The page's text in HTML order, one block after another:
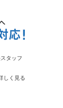
タッフ
しく見る